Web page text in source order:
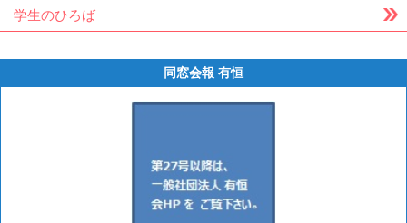
学生のひろば
同窓会報 有恒